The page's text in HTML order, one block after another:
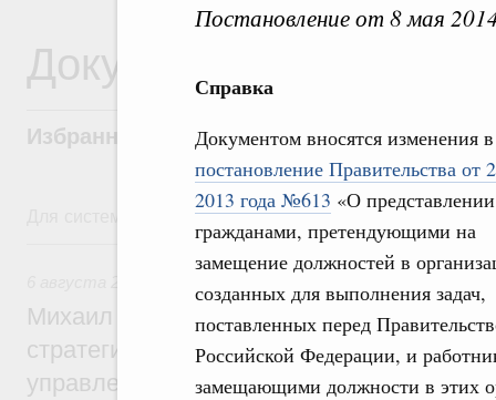
Постановление от 8 мая
Справка
Документом вносятся изменения в
постановление Правительства от
2013 года №613 «О представлении
гражданами, претендующими на
замещение должностей в
созданных для выполнения задач,
поставленных перед
Российской Федерации, и
замещающими должности в этих
Документы
Избранные документы со справками к
Для системного поиска перейдите в раздел "Поиск по
6 августа, четверг
Михаил Мишустин дал поручения по
стратегической сессии о
управления научно-технологическим